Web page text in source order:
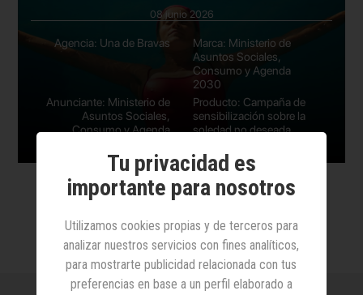
08 junio 2026
Agencia: Una de Bravas
Marca: Ministerio de
Asuntos Sociales,
Consumo y Agenda
2030
Anunciante: Ministerio de
Asuntos Sociales,
Consumo y Agenda
Producto: Campaña de
sensibilización sobre la
soledad no deseada
Tu privacidad es
importante para nosotros
Utilizamos cookies propias y de terceros para
analizar nuestros servicios con fines analíticos,
para mostrarte publicidad relacionada con tus
preferencias en base a un perfil elaborado a